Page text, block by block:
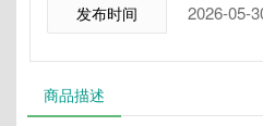
发布时间 2026-05-
商品描述